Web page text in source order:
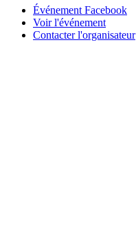
Événement Facebook
Voir l'événement
Contacter l'organisateur